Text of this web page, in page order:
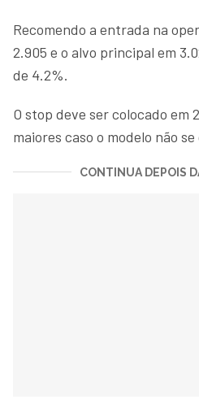
Recomendo a entrada na
2.905 e o alvo principal em
de 4.2%.
O stop deve ser colocado em
maiores caso o modelo não
CONTINUA DEPOIS